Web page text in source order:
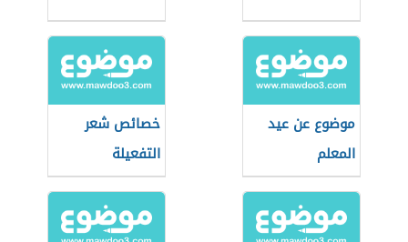
موضوع عن عيد
المعلم
خصائص شعر
التفعيلة